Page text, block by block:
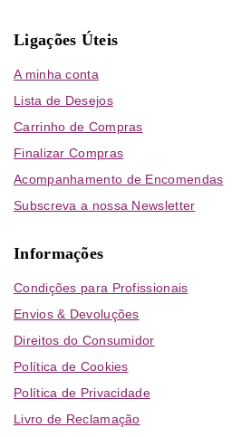
Ligações Úteis
A minha conta
Lista de Desejos
Carrinho de Compras
Finalizar Compras
Acompanhamento de Encomendas
Subscreva a nossa Newsletter
Informações
Condições para Profissionais
Envios & Devoluções
Direitos do Consumidor
Política de Cookies
Política de Privacidade
Livro de Reclamação